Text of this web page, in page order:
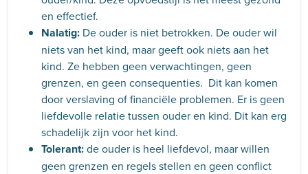
en effectief.
Nalatig: De ouder is niet betrokken. De ouder wil
niets van het kind, maar geeft ook niets aan het
kind. Ze hebben geen verwachtingen, geen
grenzen, en geen consequenties. Dit kan komen
door verslaving of financiële problemen. Er is geen
liefdevolle relatie tussen ouder en kind. Dit kan erg
schadelijk zijn voor het kind.
Tolerant:de ouder is heel liefdevol, maar willen
geen grenzen en regels stellen en geen conflict